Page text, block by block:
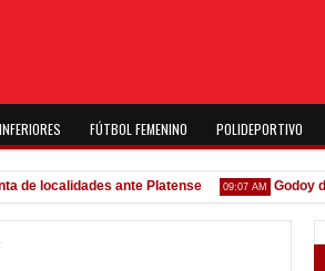
INFERIORES FÚTBOL FEMENINO POLIDEPORTIVO
localidades ante Platense 09:07 AM Godoy